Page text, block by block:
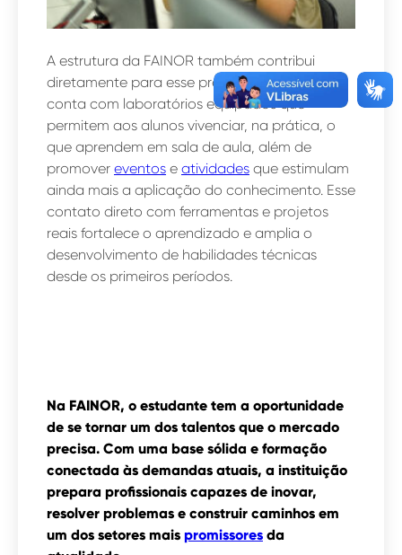
A estrutura da FAINOR também contribui
diretamente para esse preparo. A instituição
conta com laboratórios equipados que
permitem aos alunos vivenciar, na prática, o
que aprendem em sala de aula, além de
promover eventos e atividades que estimulam
ainda mais a aplicação do conhecimento. Esse
contato direto com ferramentas e projetos
reais fortalece o aprendizado e amplia o
desenvolvimento de habilidades técnicas
desde os primeiros períodos.
Na FAINOR, o estudante tem a oportunidade
de se tornar um dos talentos que o mercado
precisa. Com uma base sólida e formação
conectada às demandas atuais, a instituição
prepara profissionais capazes de inovar,
resolver problemas e construir caminhos em
um dos setores mais promissores da